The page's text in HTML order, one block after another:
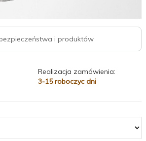
i produktów
Realizacja zamówienia:
3-15 roboczyc dni